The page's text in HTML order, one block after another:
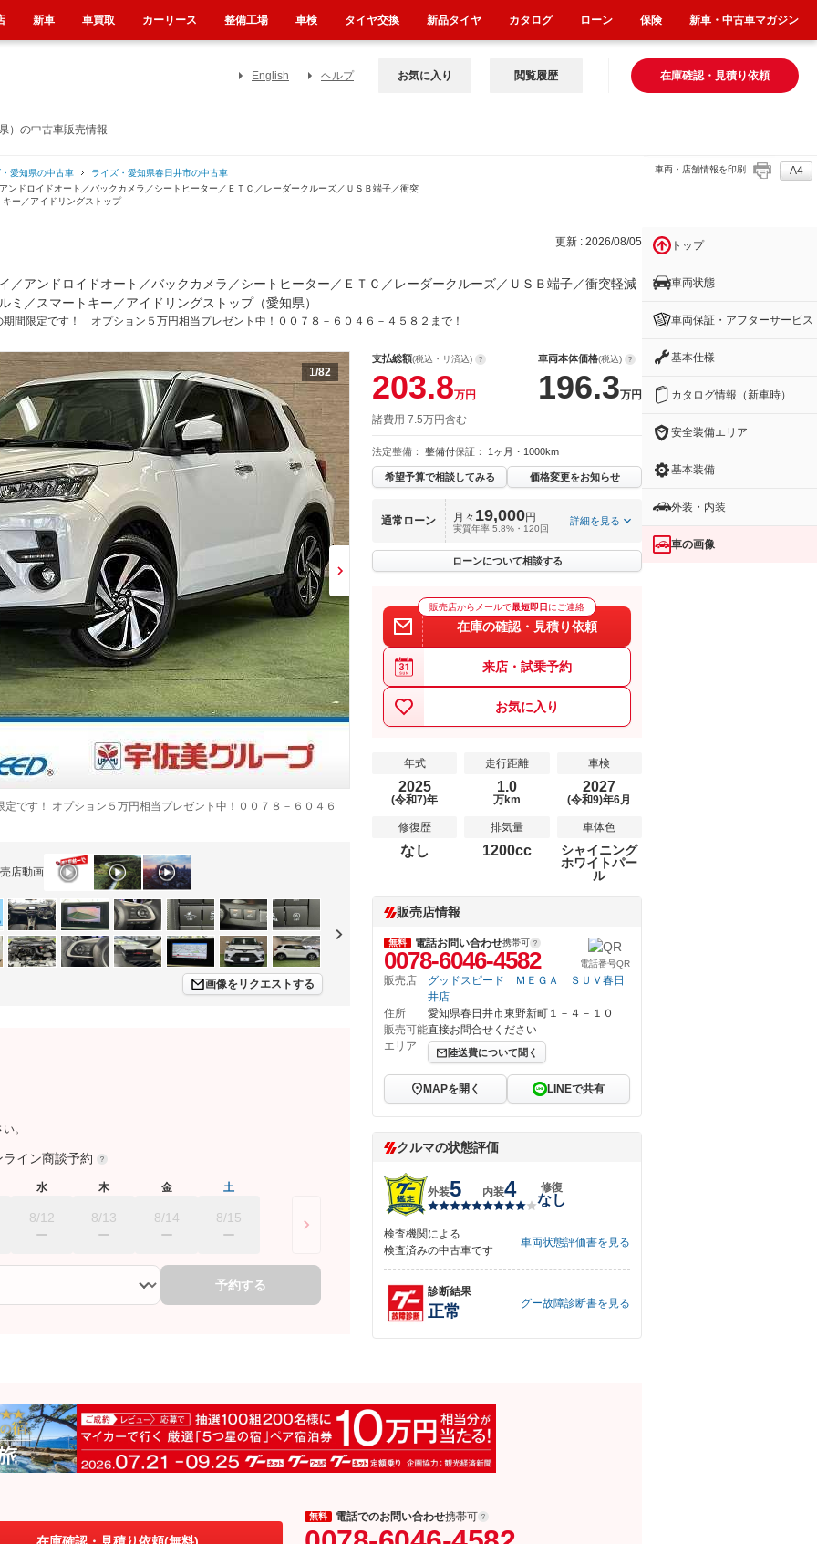
の中古車販売情報
English ヘルプ 在庫確認・見積り依頼
お気に入り 閲覧履歴
愛知県の中古車
ライズ・愛知県春日井市の中古車
ドロイドオート／バックカメラ／シートヒーター／ＥＴＣ／レーダークルーズ／ＵＳＢ端子／衝突
ー／アイドリングストップ
車両・店舗情報を印刷 A4
更新 : 2026/08/05
アンドロイドオート／バックカメラ／シートヒーター／ＥＴＣ／レーダークルーズ／ＵＳＢ端子／衝突軽減
ミ／スマートキー／アイドリングストップ（愛知県）
間限定です！ オプション５万円相当プレゼント中！００７８－６０４６－４５８２まで！
1/82
です！ オプション５万円相当プレゼント中！００７８－６０４６
店動画
画像をリクエストする
。
ライン商談予約
水
8/12
木
8/13
金
8/14
土
8/15
予約する
支払総額(税込・リ済込)
203.8万円
車両本体価格(税込)
196.3万円
諸費用 7.5万円含む
法定整備： 整備付保証： 1ヶ月・1000km
希望予算で相談してみる 価格変更をお知らせ
通常ローン 月々 19,000円
実質年率 5.8%・120回
詳細を見る
ローンについて相談する
販売店からメールで最短即日 にご連絡
在庫の確認・見積り依頼
来店・試乗予約
お気に入り
年式
2025
(令和7)年
走行距離
1.0
万km
車検
2027
(令和9)年6月
修復歴
なし
排気量
1200cc
車体色
シャイニング
ホワイトパー
ル
販売店情報
無料 電話お問い合わせ携帯可
0078-6046-4582 電話番号QR
販売店
グッドスピード ＭＥＧＡ ＳＵＶ春日
井店
住所
愛知県春日井市東野新町１－４－１０
販売可能
エリア
直接お問合せください
陸送費について聞く
MAPを開く LINEで共有
クルマの状態評価
外装5 内装4 修復
なし
検査機関による
検査済みの中古車です
車両状態評価書を見る
診断結果
正常 グー故障診断書を見る
在庫確認・見積り依頼(無料)
無料 電話でのお問い合わせ携帯可
トップ
車両状態
車両保証・アフターサービス
基本仕様
カタログ情報（新車時）
安全装備エリア
基本装備
外装・内装
車の画像
新車 車買取 カーリース 整備工場 車検 タイヤ交換 新品タイヤ カタログ ローン 保険 新車・中古車マガジン